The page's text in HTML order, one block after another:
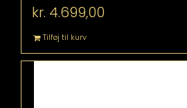
kr. 4.699,00
Tilføj til kurv